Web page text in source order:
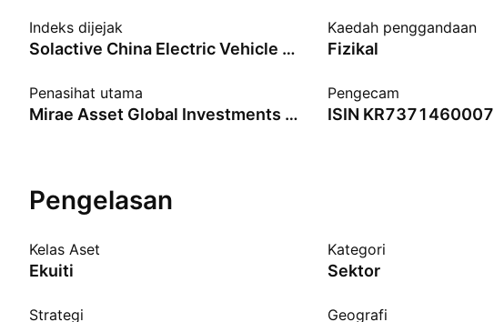
Indeks dijejak
Solactive China Electric Vehicle and Battery Index - KRW - Benchmark TR Gross
Kaedah penggandaan
Fizikal
Penasihat utama
Mirae Asset Global Investments Co., Ltd.
Pengecam
ISIN KR7371460007
Pengelasan
Kelas Aset
Ekuiti
Kategori
Sektor
Strategi Geografi